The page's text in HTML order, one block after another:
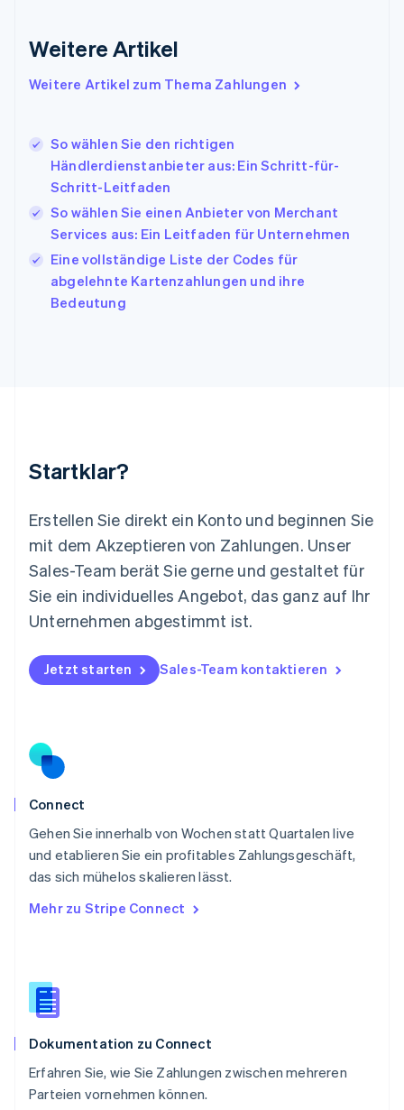
Weitere Artikel
Weitere Artikel zum Thema Zahlungen
So wählen Sie den richtigen
Händlerdienstanbieter aus: Ein Schritt-für-
Schritt-Leitfaden
So wählen Sie einen Anbieter von Merchant
Services aus: Ein Leitfaden für Unternehmen
Eine vollständige Liste der Codes für
abgelehnte Kartenzahlungen und ihre
Bedeutung
Startklar?
Erstellen Sie direkt ein Konto und beginnen Sie
mit dem Akzeptieren von Zahlungen. Unser
Sales-Team berät Sie gerne und gestaltet für
Sie ein individuelles Angebot, das ganz auf Ihr
Unternehmen abgestimmt ist.
Jetzt starten Sales-Team kontaktieren
Connect
Gehen Sie innerhalb von Wochen statt Quartalen live
und etablieren Sie ein profitables Zahlungsgeschäft,
das sich mühelos skalieren lässt.
Mehr zu Stripe Connect
Dokumentation zu Connect
Erfahren Sie, wie Sie Zahlungen zwischen mehreren
Parteien vornehmen können.
English
English
Japan
日本語English
English Français
Kroatien
EnglishItaliano
English
Liechtenstein
DeutschEnglish
Mexiko
English
Niederlande
Nederlands English
Norwegen
English
Österreich
Polen
English
Portugal
Schweden
Svenska
Schweiz
Singapur
English简体中文
Slowakei
Slowenien
English
Spanien
Thailand
Tschechische Republik
English